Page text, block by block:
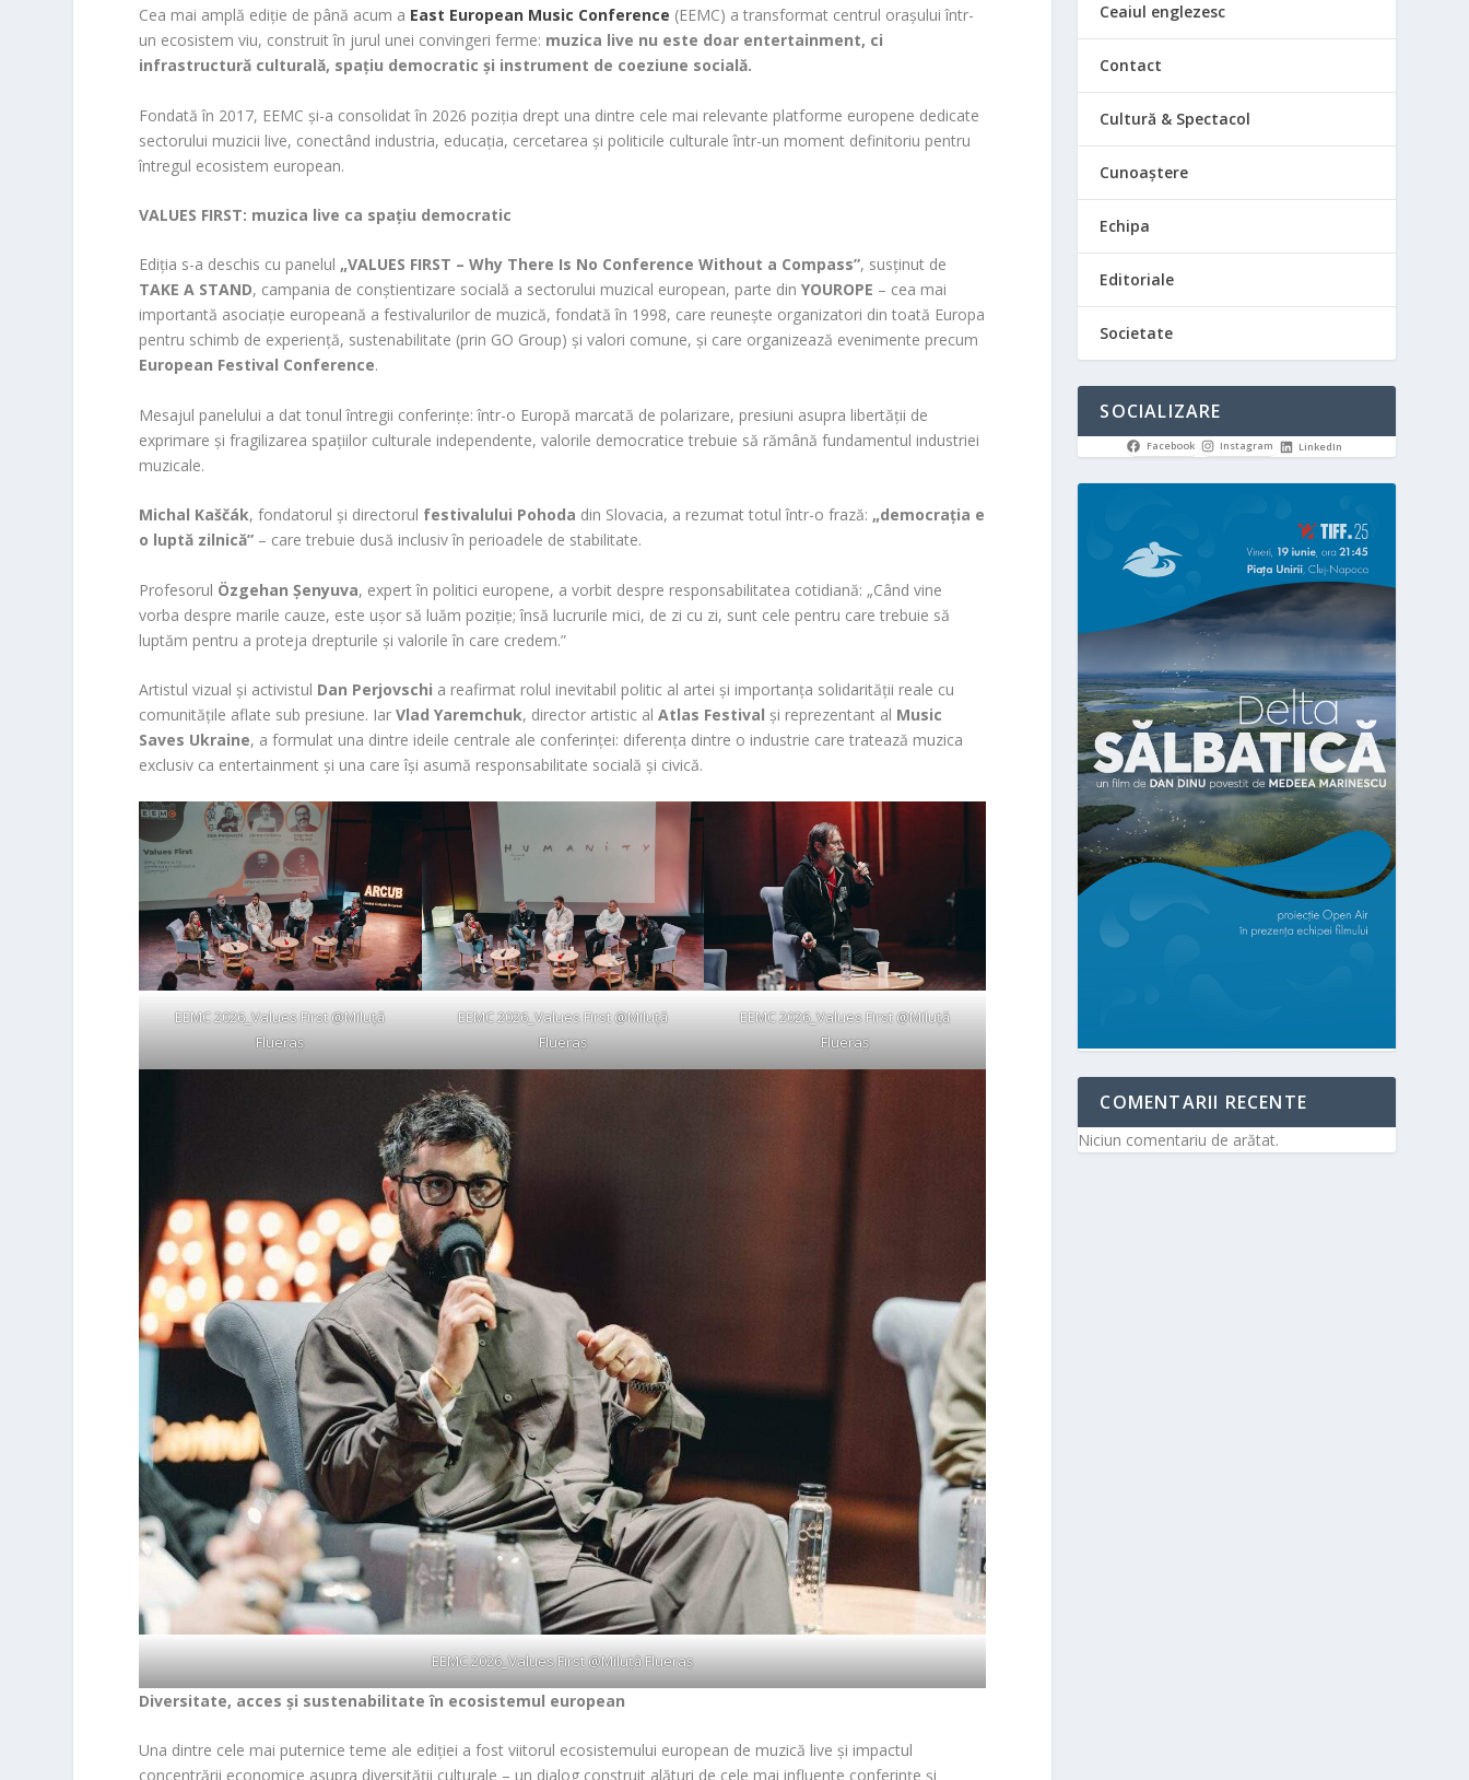
Cea mai amplă ediție de până acum a East European Music Conference (EEMC) a transformat centrul orașului într-
un ecosistem viu, construit în jurul unei convingeri ferme: muzica live nu este doar entertainment, ci
infrastructură culturală, spațiu democratic și instrument de coeziune socială.
Fondată în 2017, EEMC și-a consolidat în 2026 poziția drept una dintre cele mai relevante platforme europene dedicate
sectorului muzicii live, conectând industria, educația, cercetarea și politicile culturale într-un moment definitoriu pentru
întregul ecosistem european.
VALUES FIRST: muzica live ca spațiu democratic
Ediția s-a deschis cu panelul „VALUES FIRST – Why There Is No Conference Without a Compass”, susținut de
TAKE A STAND, campania de conștientizare socială a sectorului muzical european, parte dinYOUROPE – cea mai
importantă asociație europeană a festivalurilor de muzică, fondată în 1998, care reunește organizatori din toată Europa
pentru schimb de experiență, sustenabilitate (prin GO Group) și valori comune, și care organizează evenimente precum
European Festival Conference.
Mesajul panelului a dat tonul întregii conferințe: într-o Europă marcată de polarizare, presiuni asupra libertății de
exprimare și fragilizarea spațiilor culturale independente, valorile democratice trebuie să rămână fundamentul industriei
muzicale.
Michal Kaščák, fondatorul și directorul festivalului Pohoda din Slovacia, a rezumat totul într-o frază: „democrația e
o luptă zilnică” – care trebuie dusă inclusiv în perioadele de stabilitate.
Profesorul Özgehan Şenyuva, expert în politici europene, a vorbit despre responsabilitatea cotidiană: „Când vine
vorba despre marile cauze, este ușor să luăm poziție; însă lucrurile mici, de zi cu zi, sunt cele pentru care trebuie să
luptăm pentru a proteja drepturile și valorile în care credem.”
Artistul vizual și activistul Dan Perjovschi a reafirmat rolul inevitabil politic al artei și importanța solidarității reale cu
comunitățile aflate sub presiune. IarVlad Yaremchuk, director artistic alAtlas Festival și reprezentant al Music
Saves Ukraine, a formulat una dintre ideile centrale ale conferinței: diferența dintre o industrie care tratează muzica
exclusiv ca entertainment și una care își asumă responsabilitate socială și civică.
EEMC 2026_Values First @Miluță
Flueraș
EEMC 2026_Values First @Miluță
Flueraș
EEMC 2026_Values First @Miluță
Flueraș
EEMC 2026_Values First @Miluță Flueraș
Diversitate, acces și sustenabilitate în ecosistemul european
Una dintre cele mai puternice teme ale ediției a fost viitorul ecosistemului european de muzică live și impactul
concentrării economice asupra diversității culturale – un dialog construit alături de cele mai influente conferințe și
Ceaiul englezesc
Contact
Cultură & Spectacol
Cunoaștere
Echipa
Editoriale
Societate
SOCIALIZARE
Facebook Instagram LinkedIn
COMENTARII RECENTE
Niciun comentariu de arătat.